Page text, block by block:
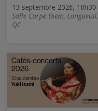
13 septembre 2026, 10h30
Salle Carpe Diem, Longueuil,
QC